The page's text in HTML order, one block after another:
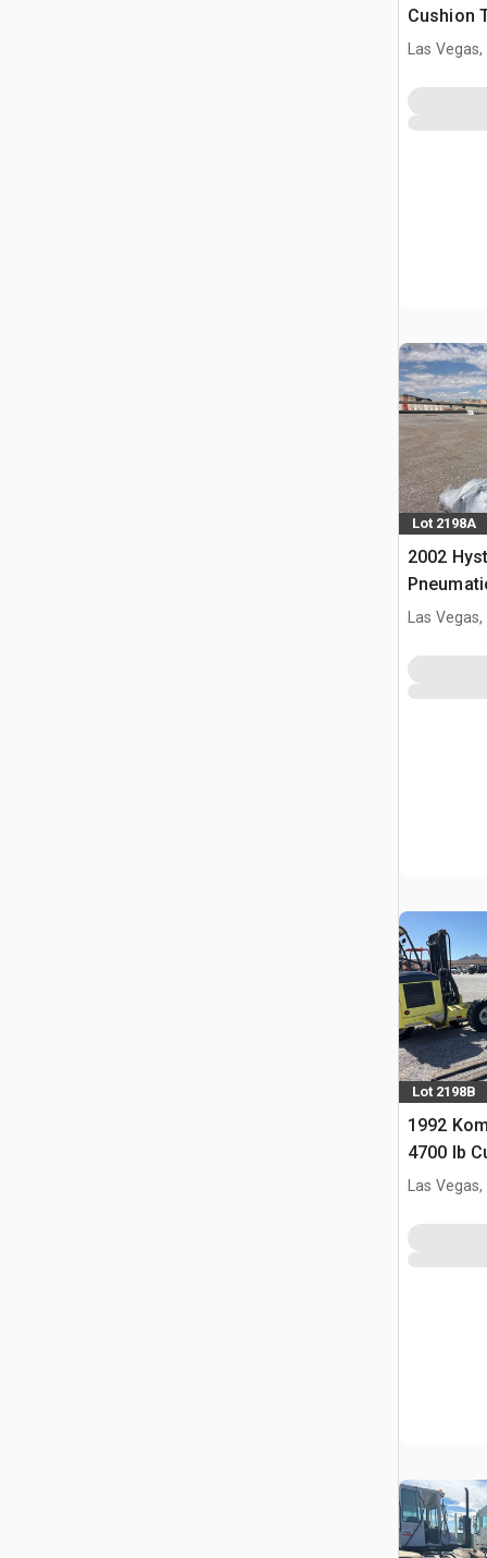
Cushion
Las Vegas,
Lot 2198A
2002
Las Vegas,
Lot 2198B
1992
4700 lb
Heftruck
Las Vegas,